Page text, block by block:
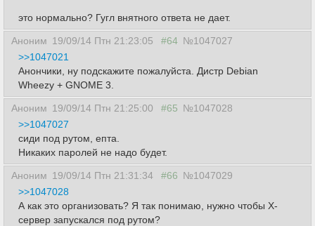
это нормально? Гугл внятного ответа не дает.
Аноним 19/09/14 Птн 21:23:05 #64 №1047027
>>1047021
Анончики, ну подскажите пожалуйста. Дистр Debian
Wheezy + GNOME 3.
Аноним 19/09/14 Птн 21:25:00 #65 №1047028
>>1047027
сиди под рутом, епта.
Никаких паролей не надо будет.
Аноним 19/09/14 Птн 21:31:34 #66 №1047029
>>1047028
А как это организовать? Я так понимаю, нужно чтобы X-
сервер запускался под рутом?